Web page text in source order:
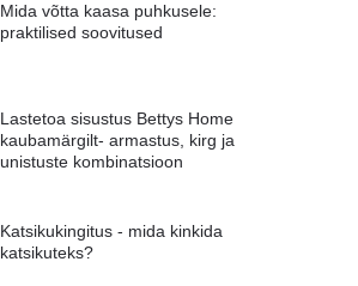
Mida võtta kaasa puhkusele:
praktilised soovitused
Lastetoa sisustus Bettys Home
kaubamärgilt- armastus, kirg ja
unistuste kombinatsioon
Katsikukingitus - mida kinkida
katsikuteks?